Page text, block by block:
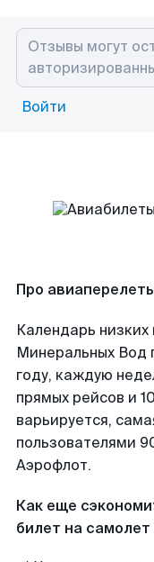
Войти
Про
Календарь
Минеральных Вод
году, каждую
прямых рейсов и
варьируется,
пользователями
Аэрофлот.
Как еще
билет на